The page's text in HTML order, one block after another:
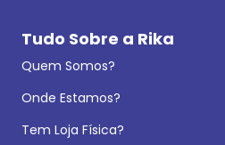
Tudo Sobre a Rika
Quem Somos?
Onde Estamos?
Tem Loja Física?